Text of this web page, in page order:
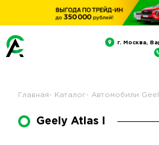
г. Москва,
Geely Atlas I
Главная- Каталог- Автомобили